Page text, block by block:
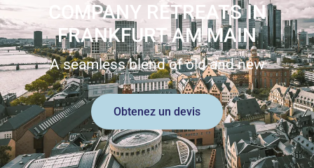
COMPANY RETREATS IN
FRANKFURT AM MAIN
A seamless blend of old and new
Obtenez un devis